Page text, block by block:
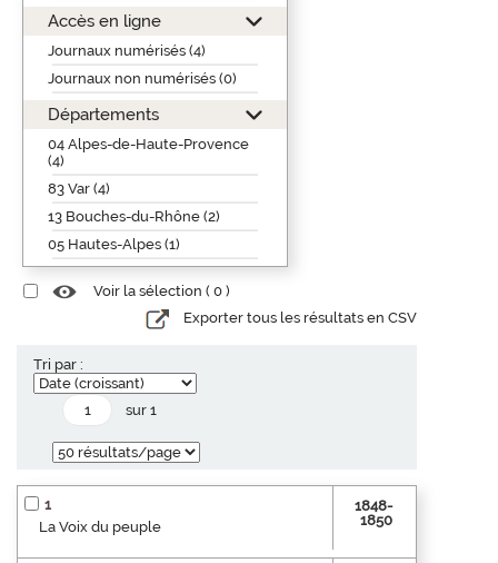
Accès en ligne
Journaux numérisés (4)
Journaux non numérisés (0)
Départements
04 Alpes-de-Haute-Provence
(4)
83 Var (4)
13 Bouches-du-Rhône (2)
05 Hautes-Alpes (1)
Voir la sélection ( 0 )
Exporter tous les résultats en CSV
Tri par :
sur 1
1
La Voix du peuple
1848-
1850